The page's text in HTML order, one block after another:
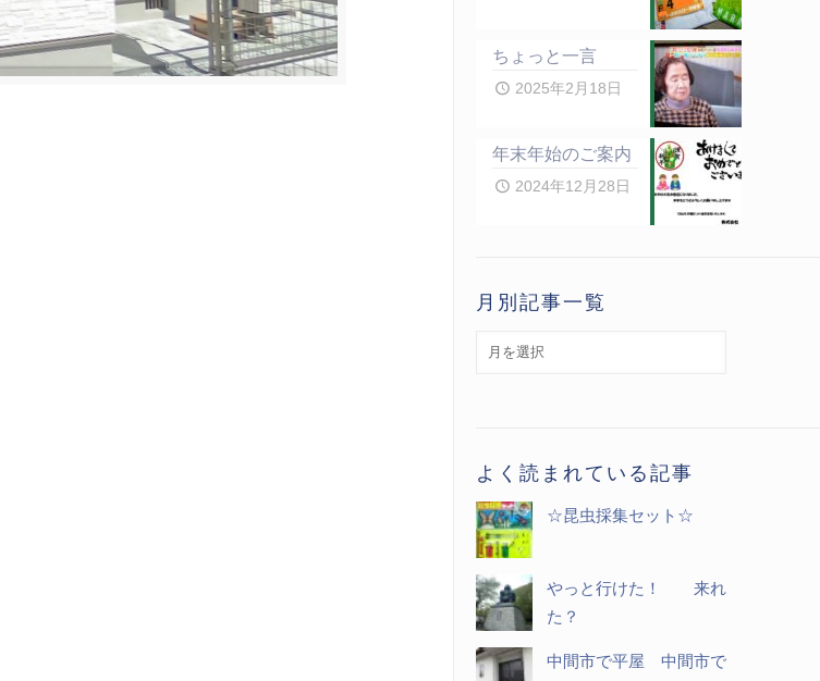
ちょっと一言
2025年2月18日
年末年始のご案内
2024年12月28日
月別記事一覧
覧
よく読まれている記事
☆昆虫採集セット☆
やっと行けた！ 来れ
た？
中間市で平屋 中間市で